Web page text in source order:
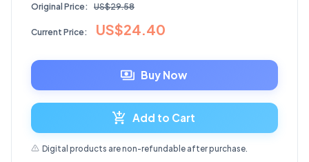
Original Price: US$29.58
Current Price: US$24.40
Buy Now
Add to Cart
Digital products are non-refundable after purchase.